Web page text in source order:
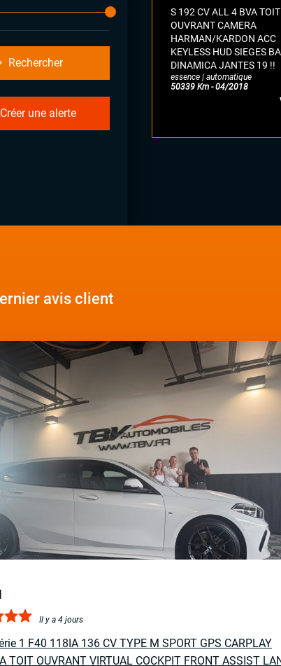
Rechercher
Créer une alerte
S 192 CV ALL 4 BVA TOIT
OUVRANT CAMERA
HARMAN/KARDON ACC
KEYLESS HUD SIEGES
DINAMICA JANTES 19 !!
essence | automatique
50339 Km - 04/2018
avis client
Il y a 4 jours
1 F40 118IA 136 CV TYPE M SPORT GPS CARPLAY
TOIT OUVRANT VIRTUAL COCKPIT FRONT ASSIST